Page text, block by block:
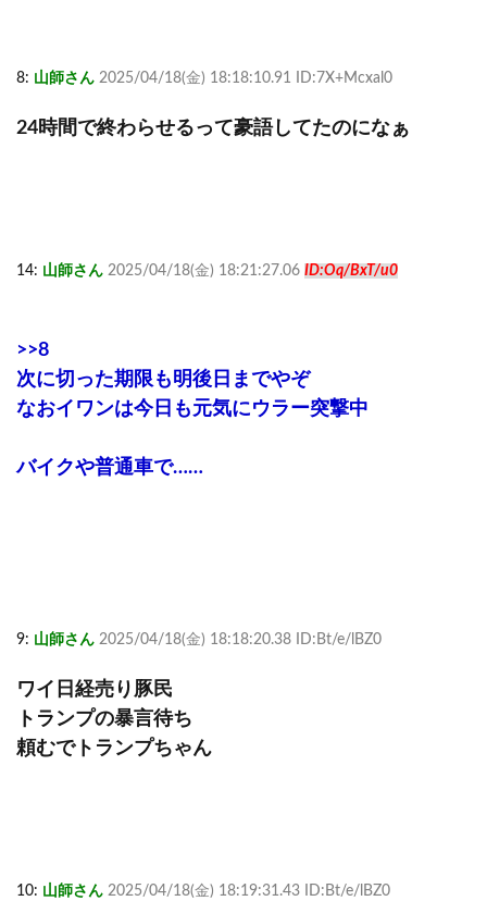
8: 山師さん 2025/04/18(金) 18:18:10.91 ID:7X+Mcxal0
24時間で終わらせるって豪語してたのになぁ
14: 山師さん 2025/04/18(金) 18:21:27.06 ID:Oq/BxT/u0
>>8
次に切った期限も明後日までやぞ
なおイワンは今日も元気にウラー突撃中
バイクや普通車で……
9: 山師さん 2025/04/18(金) 18:18:20.38 ID:Bt/e/lBZ0
ワイ日経売り豚民
トランプの暴言待ち
頼むでトランプちゃん
10: 山師さん 2025/04/18(金) 18:19:31.43 ID:Bt/e/lBZ0